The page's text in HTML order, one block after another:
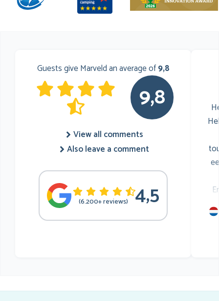
Guests give Marveld an average of9,8
9,8
View all comments
Also leave a comment
(6.200+ reviews) 4,5